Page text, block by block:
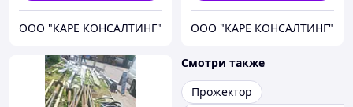
ООО "КАРЕ КОНСАЛТИНГ" ООО "КАРЕ КОНСАЛТИНГ"
Смотри также
Прожектор